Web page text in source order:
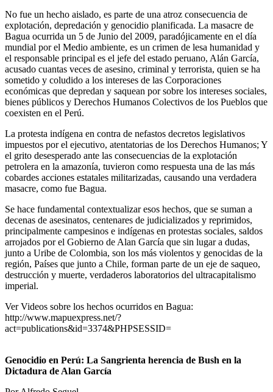
No fue un hecho aislado, es parte de una atroz consecuencia de
explotación, depredación y genocidio planificada. La masacre de
Bagua ocurrida un 5 de Junio del 2009, paradójicamente en el día
mundial por el Medio ambiente, es un crimen de lesa humanidad y
el responsable principal es el jefe del estado peruano, Alán García,
acusado cuantas veces de asesino, criminal y terrorista, quien se ha
sometido y coludido a los intereses de las Corporaciones
económicas que depredan y saquean por sobre los intereses sociales,
bienes públicos y Derechos Humanos Colectivos de los Pueblos que
coexisten en el Perú.
La protesta indígena en contra de nefastos decretos legislativos
impuestos por el ejecutivo, atentatorias de los Derechos Humanos; Y
el grito desesperado ante las consecuencias de la explotación
petrolera en la amazonía, tuvieron como respuesta una de las más
cobardes acciones estatales militarizadas, causando una verdadera
masacre, como fue Bagua.
Se hace fundamental contextualizar esos hechos, que se suman a
decenas de asesinatos, centenares de judicializados y reprimidos,
principalmente campesinos e indígenas en protestas sociales, saldos
arrojados por el Gobierno de Alan García que sin lugar a dudas,
junto a Uribe de Colombia, son los más violentos y genocidas de la
región, Países que junto a Chile, forman parte de un eje de saqueo,
destrucción y muerte, verdaderos laboratorios del ultracapitalismo
imperial.
Ver Videos sobre los hechos ocurridos en Bagua:
http://www.mapuexpress.net/?
act=publications&id=3374&PHPSESSID=
Genocidio en Perú: La Sangrienta herencia de Bush en la
Dictadura de Alan García